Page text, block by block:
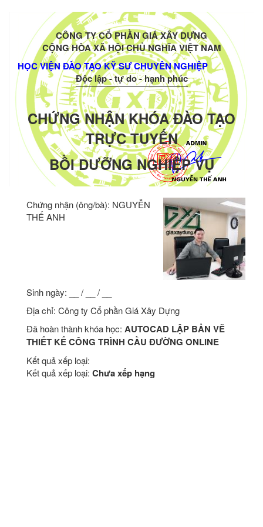
CÔNG TY CỔ PHẦN GIÁ XÂY DỰNG
CỘNG HÒA XÃ HỘI CHỦ NGHĨA VIỆT NAM
HỌC VIỆN ĐÀO TẠO KỸ SƯ CHUYÊN NGHIỆP
Độc lập - tự do - hạnh phúc
CHỨNG NHẬN KHÓA ĐÀO TẠO
TRỰC TUYẾN
BỒI DƯỠNG NGHIỆP VỤ
Chứng nhận (ông/bà): NGUYỄN
THẾ ANH
Sinh ngày: __ / __ / __
Địa chỉ: Công ty Cổ phần Giá Xây Dựng
Đã hoàn thành khóa học: AUTOCAD LẬP BẢN VẼ
THIẾT KẾ CÔNG TRÌNH CẦU ĐƯỜNG ONLINE
Kết quả xếp loại:
Kết quả xếp loại: Chưa xếp hạng